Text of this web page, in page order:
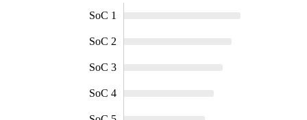
SoC 1
SoC 2
SoC 3
SoC 4